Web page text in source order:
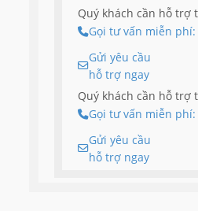
Quý khách cần hỗ trợ
Gọi tư vấn miễn phí:
Gửi yêu cầu
hỗ trợ ngay
Quý khách cần hỗ trợ
Gọi tư vấn miễn phí:
Gửi yêu cầu
hỗ trợ ngay